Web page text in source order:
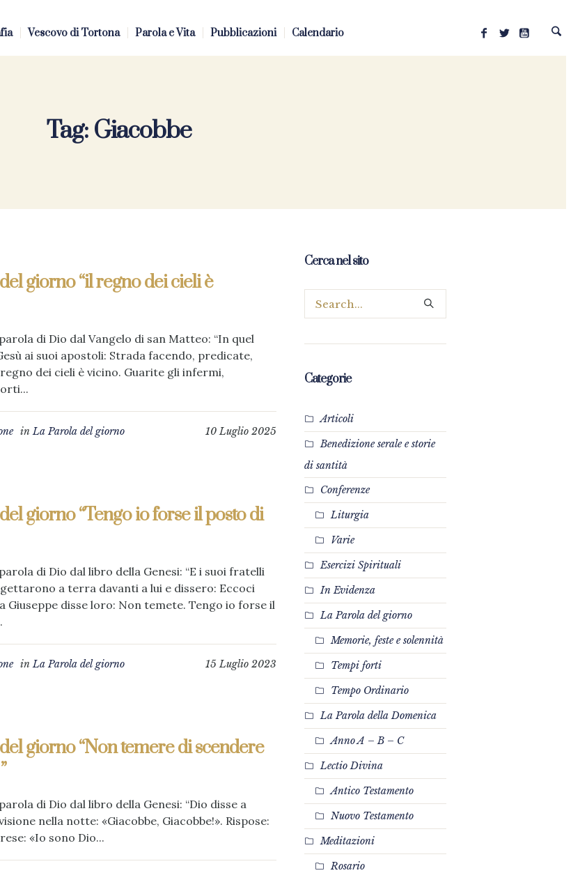
Vescovo di Tortona Parola e Vita Pubblicazioni Calendario
Tag: Giacobbe
giorno “il regno dei cieli è
di Dio dal Vangelo di san Matteo: “In quel
ai suoi apostoli: Strada facendo, predicate,
dei cieli è vicino. Guarite gli infermi,
10 Luglio 2025
inLa Parola del giorno
giorno “Tengo io forse il posto di
di Dio dal libro della Genesi: “E i suoi fratelli
a terra davanti a lui e dissero: Eccoci
Giuseppe disse loro: Non temete. Tengo io forse il
15 Luglio 2023
inLa Parola del giorno
giorno “Non temere di scendere
di Dio dal libro della Genesi: “Dio disse a
nella notte: «Giacobbe, Giacobbe!». Rispose:
«Io sono Dio...
Cerca nel sito
Categorie
Articoli
Benedizione serale e storie
di santità
Conferenze
Liturgia
Varie
Esercizi Spirituali
In Evidenza
La Parola del giorno
Memorie, feste e solennità
Tempi forti
Tempo Ordinario
La Parola della Domenica
Anno A – B – C
Lectio Divina
Antico Testamento
Nuovo Testamento
Meditazioni
Rosario